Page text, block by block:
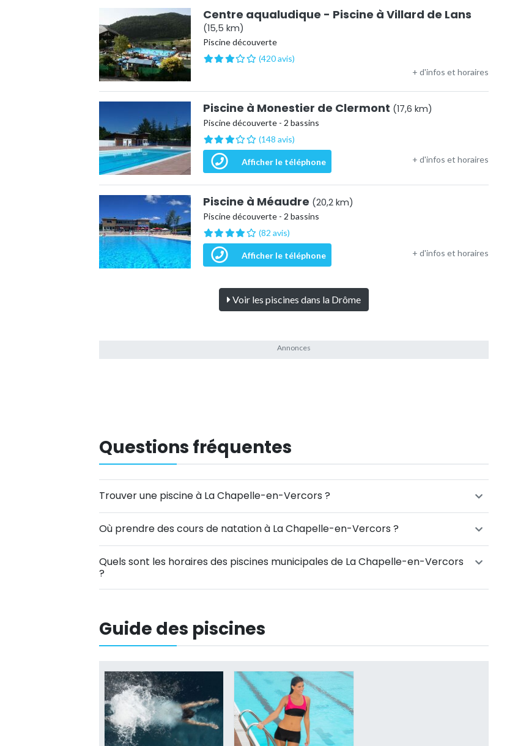
Centre aqualudique - Piscine à Villard de Lans
(15,5 km)
Piscine découverte
(420 avis)
+ d'infos et horaires
Piscine à Monestier de Clermont (17,6 km)
Piscine découverte - 2 bassins
(148 avis)
Afficher le téléphone + d'infos et horaires
Piscine à Méaudre (20,2 km)
Piscine découverte - 2 bassins
(82 avis)
Afficher le téléphone + d'infos et horaires
Voir les piscines dans la Drôme
Questions fréquentes
Trouver une piscine à La Chapelle-en-Vercors ?
Où prendre des cours de natation à La Chapelle-en-Vercors ?
Quels sont les horaires des piscines municipales de La Chapelle-en-Vercors
?
Guide des piscines